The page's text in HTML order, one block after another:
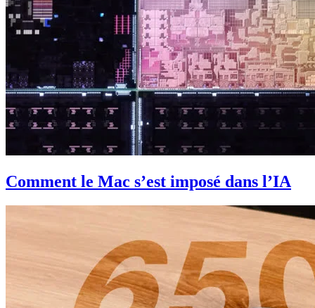
Comment le Mac s’est imposé dans l’IA